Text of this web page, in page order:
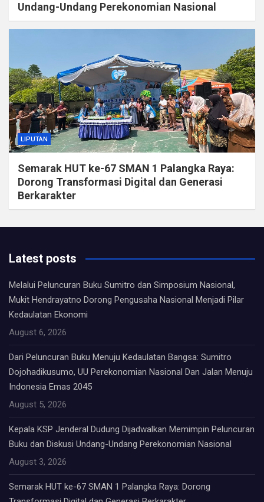
Undang-Undang Perekonomian Nasional
LIPUTAN
Semarak HUT ke-67 SMAN 1 Palangka Raya:
Dorong Transformasi Digital dan Generasi
Berkarakter
Latest posts
Melalui Peluncuran Buku Sumitro dan Simposium Nasional,
Mukit Hendrayatno Dorong Pengusaha Nasional Menjadi Pilar
Kedaulatan Ekonomi
August 6, 2026
Dari Peluncuran Buku Menuju Kedaulatan Bangsa: Sumitro
Dojohadikusumo, UU Perekonomian Nasional Dan Jalan Menuju
Indonesia Emas 2045
August 5, 2026
Kepala KSP Jenderal Dudung Dijadwalkan Memimpin Peluncuran
Buku dan Diskusi Undang-Undang Perekonomian Nasional
August 3, 2026
Semarak HUT ke-67 SMAN 1 Palangka Raya: Dorong